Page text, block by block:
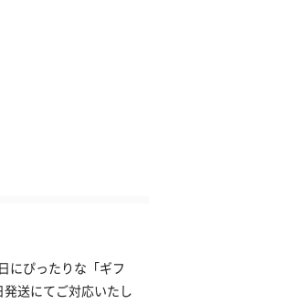
にぴったりな「ギフ
送にてご対応いたし